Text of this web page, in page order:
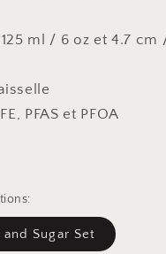
125 ml / 6 oz et 4.7 cm
PFAS et PFOA
Sugar Set